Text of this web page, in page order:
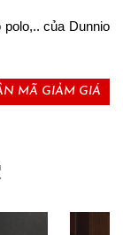
MÃ GIẢM GIÁ